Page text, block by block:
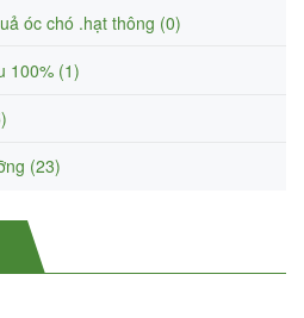
óc chó .hạt thông (0)
100% (1)
(23)